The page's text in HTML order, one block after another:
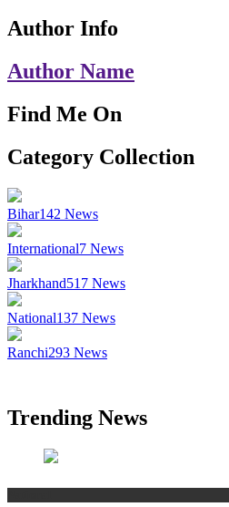
Author Info
Author Name
Find Me On
Category Collection
Bihar142 News
International7 News
Jharkhand517 News
National137 News
Ranchi293 News
Trending News